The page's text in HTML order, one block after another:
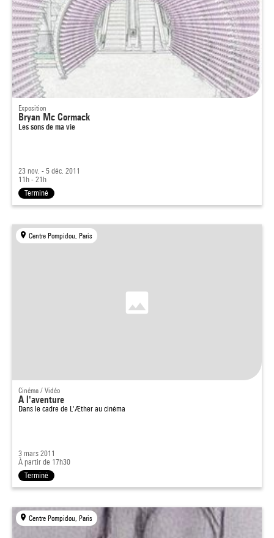
Exposition
Bryan Mc Cormack
Les sons de ma vie
23 nov. - 5 déc. 2011
11h - 21h
Terminé
Centre Pompidou, Paris
Cinéma / Vidéo
A l'aventure
Dans le cadre de L'Æther au cinéma
3 mars 2011
À partir de 17h30
Terminé
Centre Pompidou, Paris